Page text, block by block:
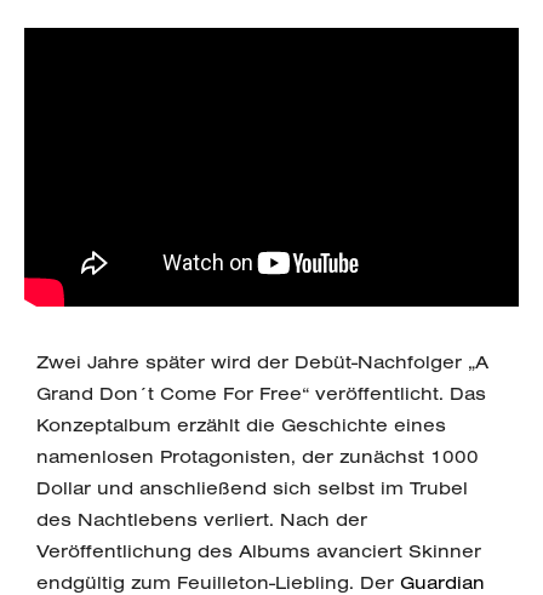
Zwei Jahre später wird der Debüt-Nachfolger „A
Grand Don´t Come For Free“ veröffentlicht. Das
Konzeptalbum erzählt die Geschichte eines
namenlosen Protagonisten, der zunächst 1000
Dollar und anschließend sich selbst im Trubel
des Nachtlebens verliert. Nach der
Veröffentlichung des Albums avanciert Skinner
endgültig zum Feuilleton-Liebling. Der Guardian